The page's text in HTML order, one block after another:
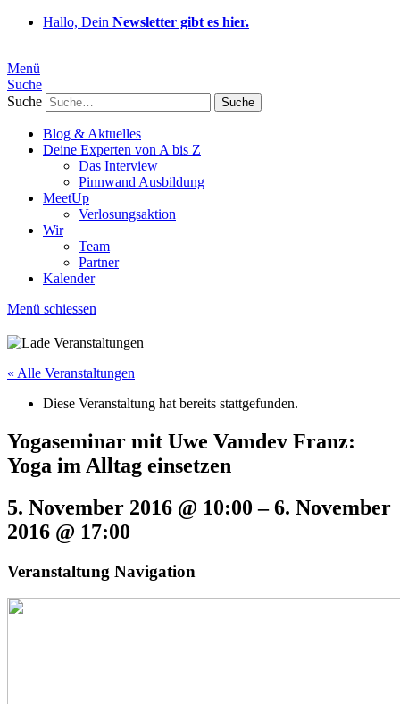
Hallo, Dein Newsletter gibt es hier.
Menü
Suche
Suche
Blog & Aktuelles
Deine Experten von A bis Z
Das Interview
Pinnwand Ausbildung
MeetUp
Verlosungsaktion
Wir
Team
Partner
Kalender
Menü schiessen
« Alle Veranstaltungen
Diese Veranstaltung hat bereits stattgefunden.
Yogaseminar mit Uwe Vamdev Franz:
Yoga im Alltag einsetzen
5. November 2016 @ 10:00 –6. November
2016 @ 17:00
Veranstaltung Navigation